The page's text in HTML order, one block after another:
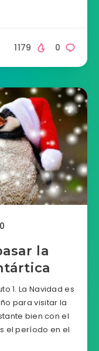
0
1179
la
1. La Navidad es
para visitar la
bien con el
el período en el